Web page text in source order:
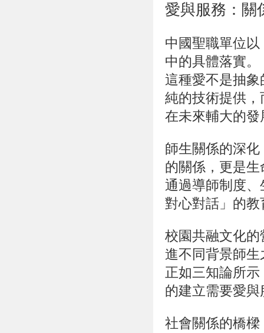
愛與服務：關
中國聖職單位
中的具體落實。
這種愛不是抽
純的技術提供
在未來輔大的
師生關係的深化
的關係，更是
通過導師制度
對心對話」的教
校園共融文化的
進不同背景師
正如三知論所
的建立需要愛
社會關係的橋樑